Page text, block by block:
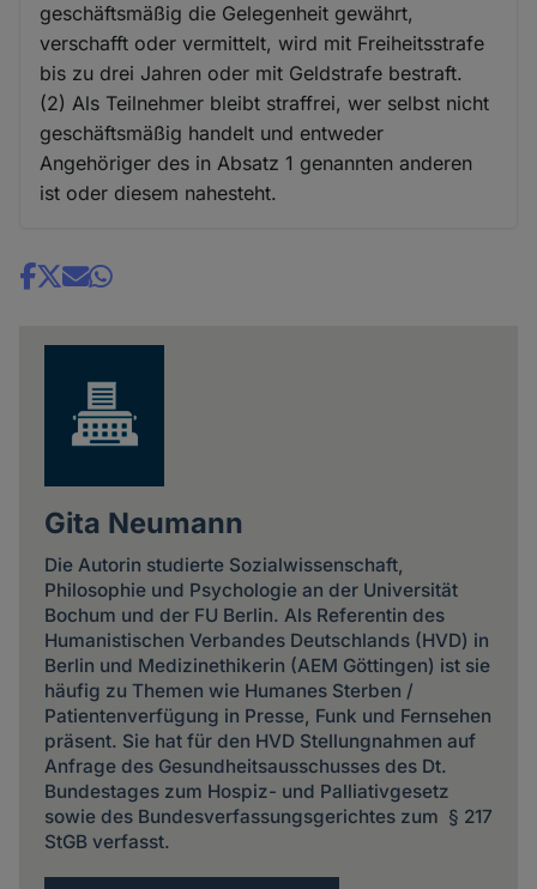
geschäftsmäßig die Gelegenheit gewährt,
verschafft oder vermittelt, wird mit Freiheitsstrafe
bis zu drei Jahren oder mit Geldstrafe bestraft.
(2) Als Teilnehmer bleibt straffrei, wer selbst nicht
geschäftsmäßig handelt und entweder
Angehöriger des in Absatz 1 genannten anderen
ist oder diesem nahesteht.
Share
Gita Neumann
Die Autorin studierte Sozialwissenschaft,
Philosophie und Psychologie an der Universität
Bochum und der FU Berlin. Als Referentin des
Humanistischen Verbandes Deutschlands (HVD) in
Berlin und Medizinethikerin (AEM Göttingen) ist sie
häufig zu Themen wie Humanes Sterben /
Patientenverfügung in Presse, Funk und Fernsehen
präsent. Sie hat für den HVD Stellungnahmen auf
Anfrage des Gesundheitsausschusses des Dt.
Bundestages zum Hospiz- und Palliativgesetz
sowie des Bundesverfassungsgerichtes zum § 217
StGB verfasst.